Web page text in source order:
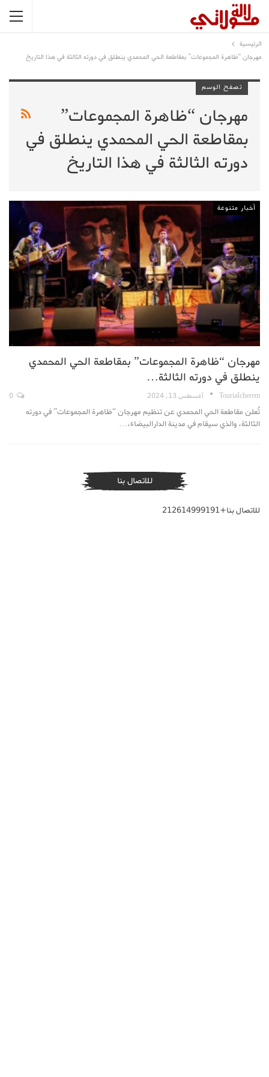
الرئيسية
مهرجان “ظاهرة المجموعات” بمقاطعة الحي المحمدي ينطلق في دورته الثالثة في هذا التاريخ
تصفح الوسم
مهرجان “ظاهرة المجموعات”
بمقاطعة الحي المحمدي ينطلق في
دورته الثالثة في هذا التاريخ
أخبار متنوعة
مهرجان “ظاهرة المجموعات” بمقاطعة الحي المحمدي
ينطلق في دورته الثالثة…
TouriaIcherem أغسطس 13, 2024
تُعلن مقاطعة الحي المحمدي عن تنظيم مهرجان “ظاهرة المجموعات” في دورته
الثالثة، والذي سيقام في مدينة الدارالبيضاء،…
للاتصال بنا
للاتصال بنا+212614999191